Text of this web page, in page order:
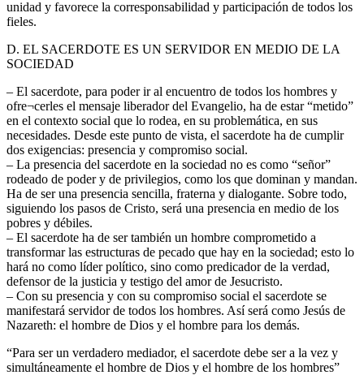
unidad y favorece la corresponsabilidad y participación de todos los
fieles.
D. EL SACERDOTE ES UN SERVIDOR EN MEDIO DE LA
SOCIEDAD
– El sacerdote, para poder ir al encuentro de todos los hombres y
ofre¬cerles el mensaje liberador del Evangelio, ha de estar “metido”
en el contexto social que lo rodea, en su problemática, en sus
necesidades. Desde este punto de vista, el sacerdote ha de cumplir
dos exigencias: presencia y compromiso social.
– La presencia del sacerdote en la sociedad no es como “señor”
rodeado de poder y de privilegios, como los que dominan y mandan.
Ha de ser una presencia sencilla, fraterna y dialogante. Sobre todo,
siguiendo los pasos de Cristo, será una presencia en medio de los
pobres y débiles.
– El sacerdote ha de ser también un hombre comprometido a
transformar las estructuras de pecado que hay en la sociedad; esto lo
hará no como líder político, sino como predicador de la verdad,
defensor de la justicia y testigo del amor de Jesucristo.
– Con su presencia y con su compromiso social el sacerdote se
manifestará servidor de todos los hombres. Así será como Jesús de
Nazareth: el hombre de Dios y el hombre para los demás.
“Para ser un verdadero mediador, el sacerdote debe ser a la vez y
simultáneamente el hombre de Dios y el hombre de los hombres”